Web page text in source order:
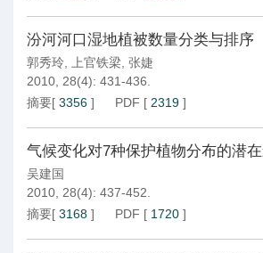
汾河河口湿地植被数量分类与排序
郭秀玲 上官铁梁 张婕
2010, 28(4): 431-436.
摘要[ 3356 ] PDF [ 2319 ]
气候变化对7种保护植物分布的潜
吴建国
2010, 28(4): 437-452.
摘要[ 3168 ] PDF [ 1720 ]